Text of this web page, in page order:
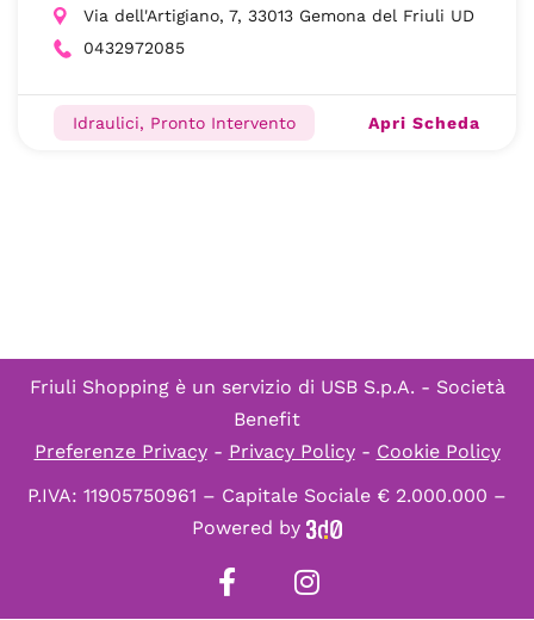
Via dell'Artigiano, 7, 33013 Gemona del Friuli UD
0432972085
Idraulici, Pronto Intervento Apri Scheda
Friuli Shopping è un servizio di USB S.p.A. - Società
Benefit
Preferenze Privacy- Privacy Policy- Cookie Policy
P.IVA: 11905750961 – Capitale Sociale € 2.000.000 –
Powered by